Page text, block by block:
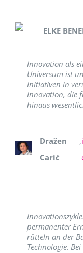
ELKE
Innovation als
Universum ist
Initiativen in
Innovation, die
hinaus
Dražen
Carić
,
permanenter
rütteln an der
Technologie.